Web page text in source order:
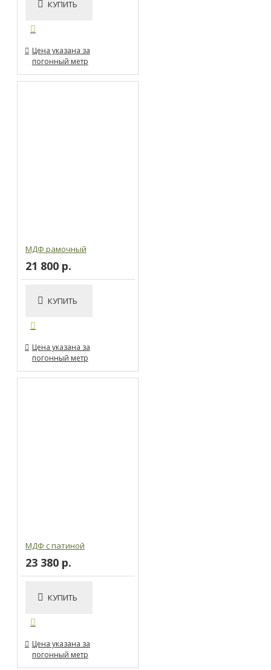
КУПИТЬ
Цена указана за
погонный метр
МДФ рамочный
21 800 р.
КУПИТЬ
Цена указана за
погонный метр
МДФ с патиной
23 380 р.
КУПИТЬ
Цена указана за
погонный метр